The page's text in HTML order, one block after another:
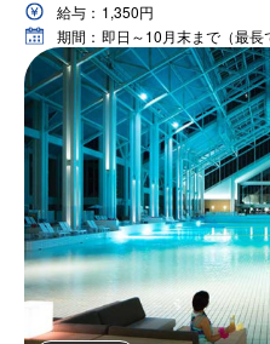
給与： 1,350円
期間： 即日～10月末まで（最長